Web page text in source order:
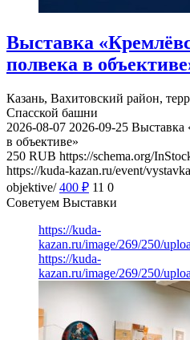
Выставка
полвека в
Казань, Вахитовский район,
Спасской башни
2026-08-07 2026-09-25 Выставка
в объективе»
250 RUB https://schema.org/
https://kuda-kazan.ru/event/
objektive/ 400 ₽ 11 0
Советуем Выставки
https://kuda-
kazan.ru/image/269/250/
https://kuda-
kazan.ru/image/269/250/